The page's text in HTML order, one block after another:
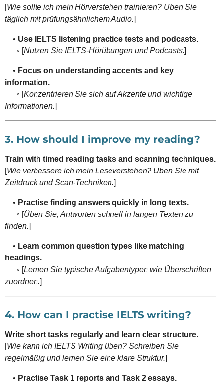
[Wie sollte ich mein Hörverstehen trainieren? Üben Sie
täglich mit prüfungsähnlichem Audio.]
• Use IELTS listening practice tests and podcasts.
◦ [Nutzen Sie IELTS-Hörübungen und Podcasts.]
• Focus on understanding accents and key
information.
◦ [Konzentrieren Sie sich auf Akzente und wichtige
Informationen.]
3. How should I improve my reading?
Train with timed reading tasks and scanning techniques.
[Wie verbessere ich mein Leseverstehen? Üben Sie mit
Zeitdruck und Scan-Techniken.]
• Practise finding answers quickly in long texts.
◦ [Üben Sie, Antworten schnell in langen Texten zu
finden.]
• Learn common question types like matching
headings.
◦ [Lernen Sie typische Aufgabentypen wie Überschriften
zuordnen.]
4. How can I practise IELTS writing?
Write short tasks regularly and learn clear structure.
[Wie kann ich IELTS Writing üben? Schreiben Sie
regelmäßig und lernen Sie eine klare Struktur.]
• Practise Task 1 reports and Task 2 essays.